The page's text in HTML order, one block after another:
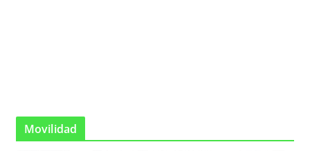
Movilidad